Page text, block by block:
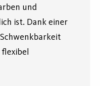
und
ist. Dank einer